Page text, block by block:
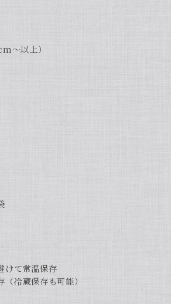
〜以上）
けて常温保存
冷蔵保存も可能）